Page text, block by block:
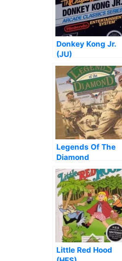
Donkey Kong Jr.
(JU)
Legends Of The
Diamond
Little Red Hood